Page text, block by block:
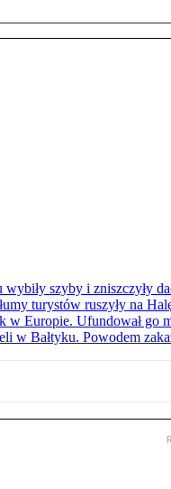
wybiły szyby i zniszczyły
turystów ruszyły na
w Europie. Ufundował go
w Bałtyku. Powodem